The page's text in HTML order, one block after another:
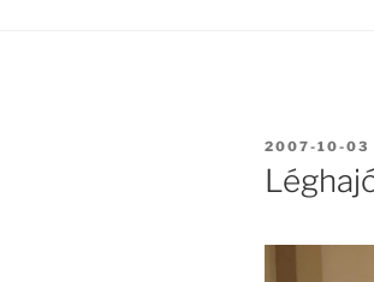
BEKÜLDVE:
2007-10-03